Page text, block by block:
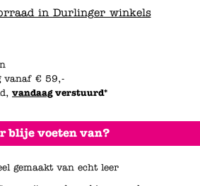
blije voeten van?
gemaakt van echt leer
in Durlinger winkels
vanaf € 59,-
vandaagverstuurd*